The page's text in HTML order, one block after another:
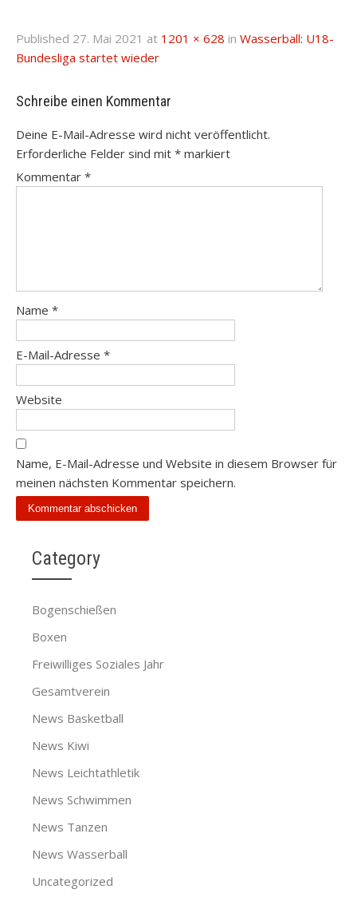
Published 27. Mai 2021 at 1201 × 628 in Wasserball: U18-
Bundesliga startet wieder
Schreibe einen Kommentar
Deine E-Mail-Adresse wird nicht veröffentlicht.
Erforderliche Felder sind mit * markiert
Kommentar *
Name *
E-Mail-Adresse *
Website
Name, E-Mail-Adresse und Website in diesem Browser für
meinen nächsten Kommentar speichern.
Category
Bogenschießen
Boxen
Freiwilliges Soziales Jahr
Gesamtverein
News Basketball
News Kiwi
News Leichtathletik
News Schwimmen
News Tanzen
News Wasserball
Uncategorized